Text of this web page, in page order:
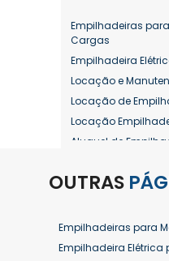
Empilhadeiras
Cargas
Empilhadeira
Locação e
Locação de
Locação
Aluguel de
Aluguel de
Aluguel de
Aluguel de
OUTRAS
Empilhadeiras para
Empilhadeira